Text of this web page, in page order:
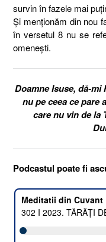
survin în fazele mai
Și menționăm din nou
în versetul 8 nu se
omenești.
Doamne Isuse, dă-
nu pe ceea ce pare
care nu vin de la
Podcastul poate fi